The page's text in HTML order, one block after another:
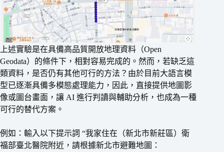
上述實驗是在具備高品質開放地理資料（Open
Geodata）的條件下，相對容易完成的。然而，若缺乏這
類資料，是否仍有其他可行的方法？由於目前大語言模
型已逐漸具備多模態處理能力，因此，直接提供地圖影
像或圖台畫面，讓 AI 進行判讀與輔助分析，也成為一種
可行的替代方案。
例如：輸入以下提示詞 “我家住在（新北市新莊區）衛
福部臺北醫院附近，請根據新北市避難地圖：